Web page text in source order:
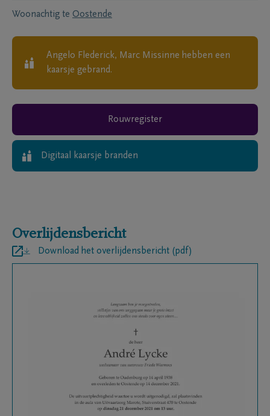
Woonachtig te Oostende
Angelo Flederick, Marc Missinne hebben een
kaarsje gebrand.
Rouwregister
Digitaal kaarsje branden
Overlijdensbericht
Download het overlijdensbericht (pdf)